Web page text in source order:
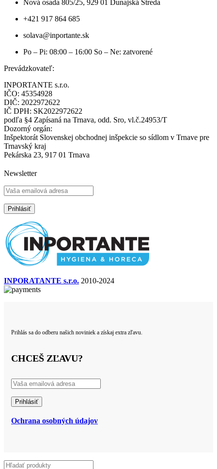
Nová osada 805/25, 929 01 Dunajská Streda
+421 917 864 685
solava@inportante.sk
Po – Pi: 08:00 – 16:00 So – Ne: zatvorené
Prevádzkovateľ:
INPORTANTE s.r.o.
IČO: 45354928
DIČ: 2022972622
IČ DPH: SK2022972622
podľa §4 Zapísaná na Trnava, odd. Sro, vl.č.24953/T
Dozorný orgán:
Inšpektorát Slovenskej obchodnej inšpekcie so sídlom v Trnave pre
Trnavský kraj
Pekárska 23, 917 01 Trnava
Newsletter
INPORATANTE s.r.o. 2010-2024
Prihlás sa do odberu našich noviniek a získaj extra zľavu.
CHCEŠ ZĽAVU?
Ochrana osobných údajov